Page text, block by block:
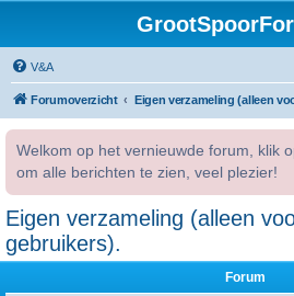
V&A
Forumoverzicht Eigen verzameling (alleen
Welkom op het vernieuwde forum, klik
om alle berichten te zien, veel plezier!
Eigen verzameling (alleen
gebruikers).
Forum